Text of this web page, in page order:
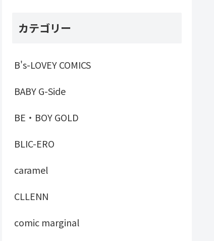
カテゴリー
B's-LOVEY COMICS
BABY G-Side
BE・BOY GOLD
BLIC-ERO
caramel
CLLENN
comic marginal